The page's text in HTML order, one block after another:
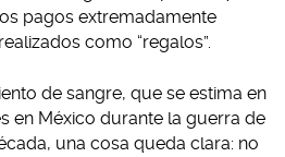
pagos extremadamente
como “regalos”.
de sangre, que se estima en
en México durante la guerra de
una cosa queda clara: no